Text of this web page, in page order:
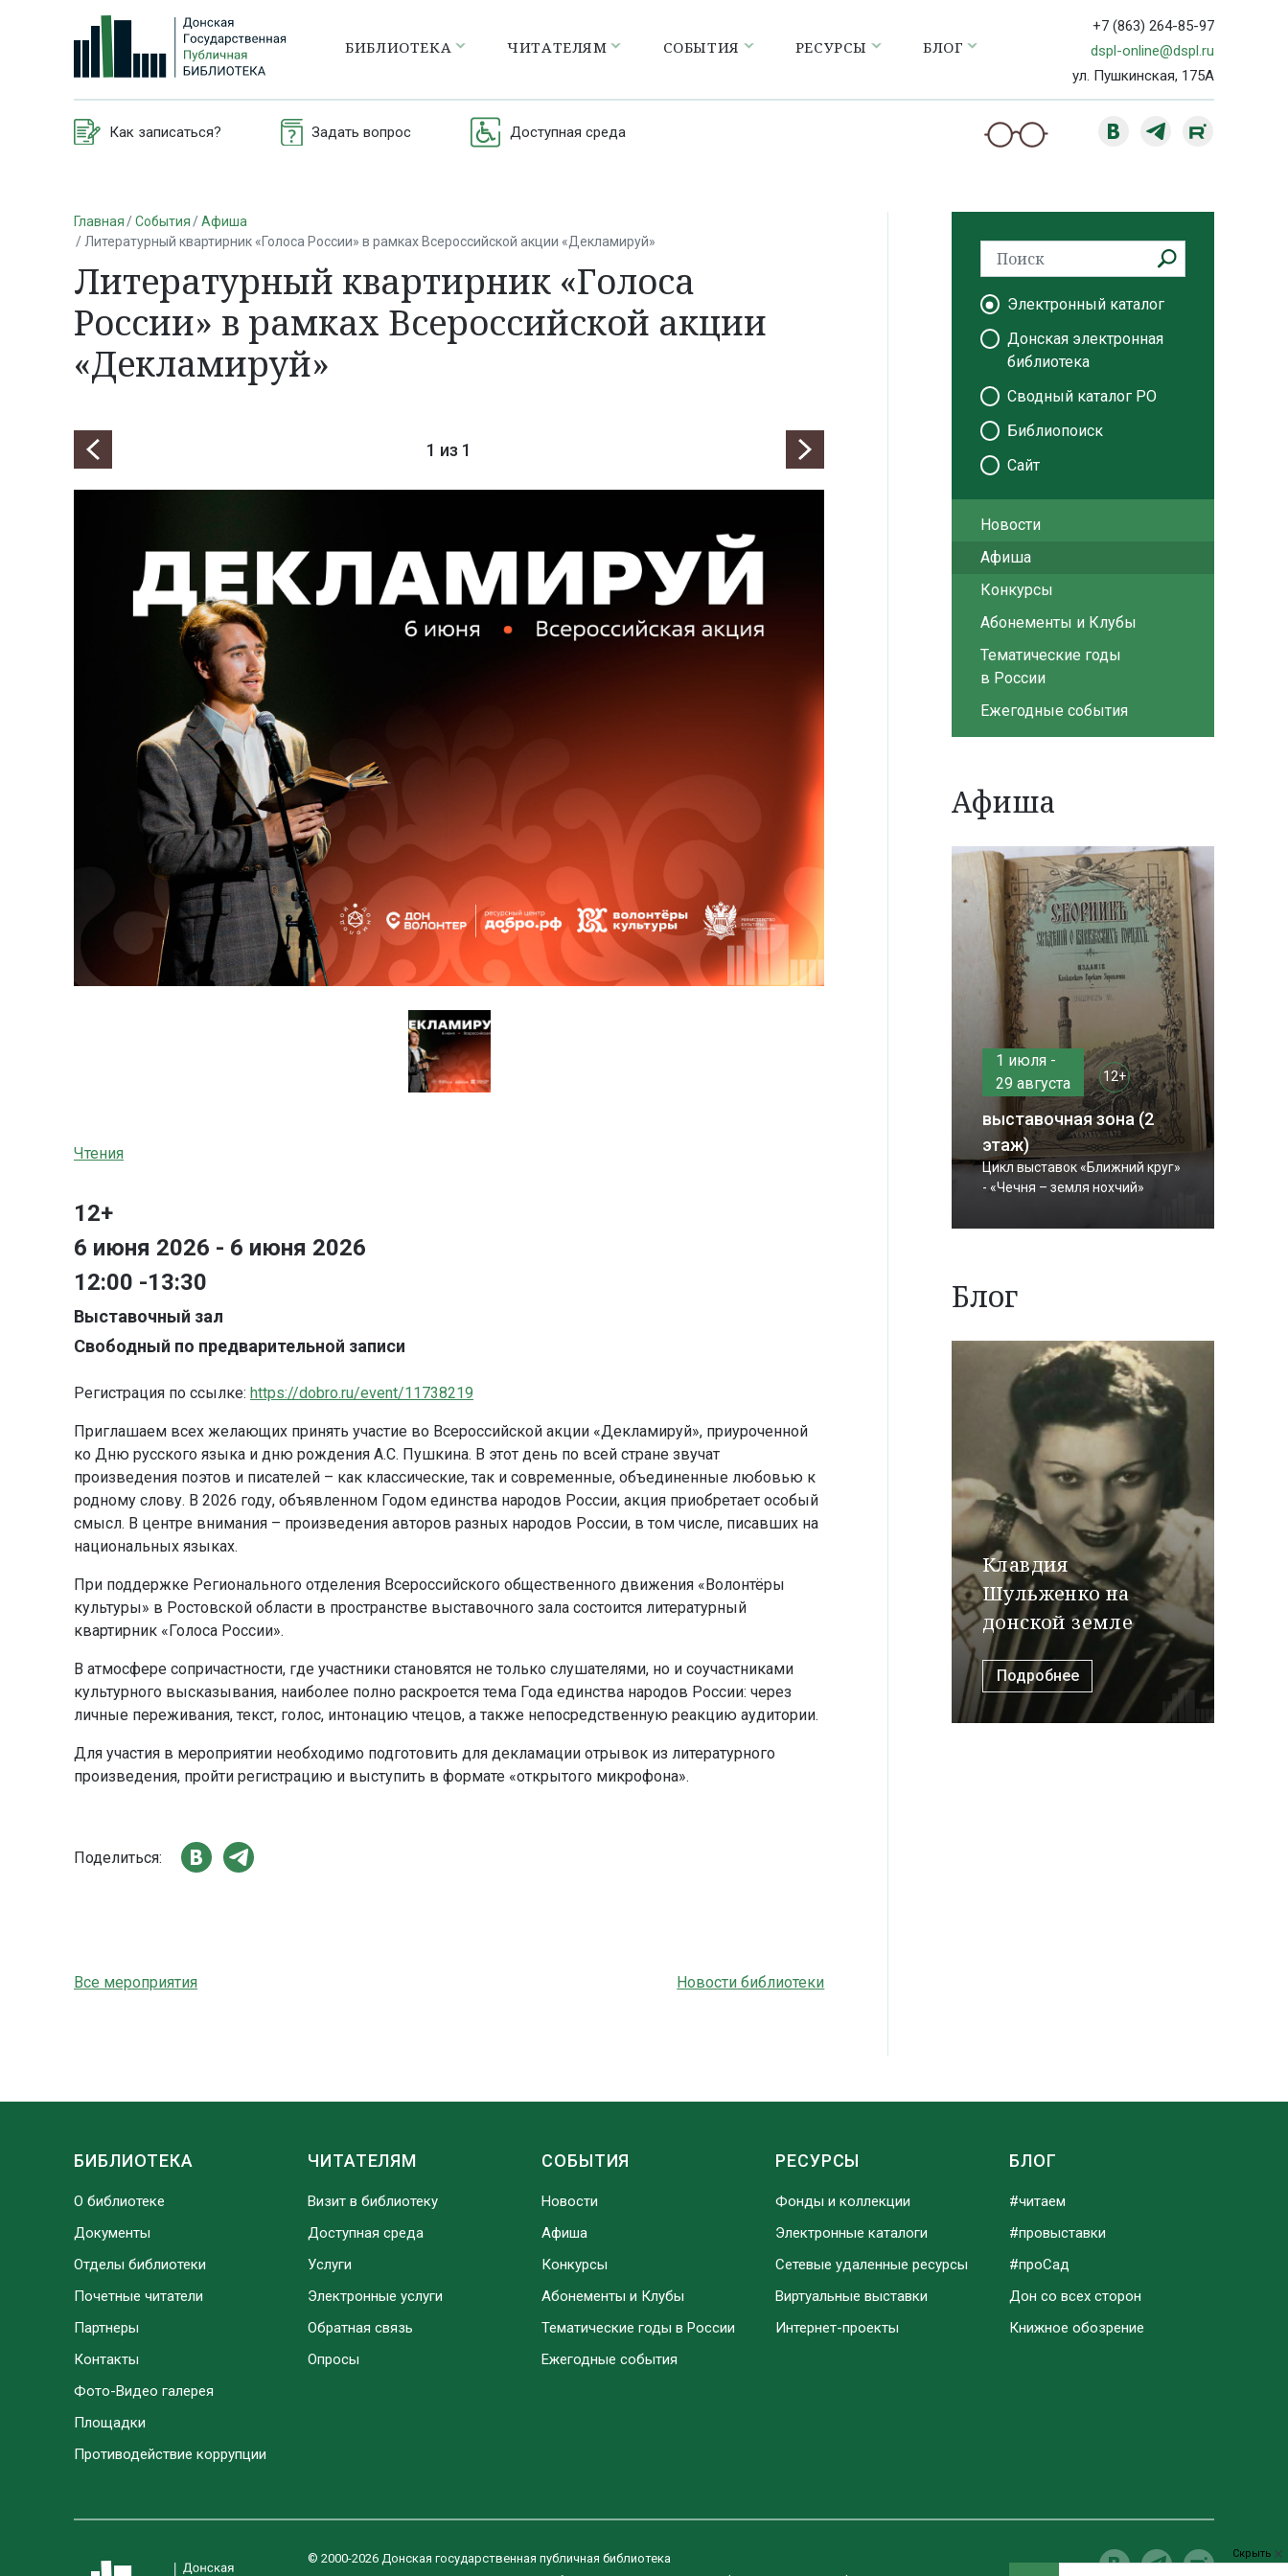
БИБЛИОТЕКА ЧИТАТЕЛЯМ СОБЫТИЯ РЕСУРСЫ БЛОГ
+7 (863) 264-85-97
dspl-online@dspl.ru
ул. Пушкинская, 175А
Как записаться? Задать вопрос Доступная среда
Главная События
Афиша
Литературный квартирник «Голоса России» в рамках Всероссийской акции «Декламируй»
Литературный квартирник «Голоса
России» в рамках Всероссийской акции
«Декламируй»
1 из 1
Чтения
12+
6 июня 2026 - 6 июня 2026
12:00 -13:30
Выставочный зал
Свободный по предварительной записи
Регистрация по ссылке: https://dobro.ru/event/11738219
Приглашаем всех желающих принять участие во Всероссийской акции «Декламируй», приуроченной
ко Дню русского языка и дню рождения А.С. Пушкина. В этот день по всей стране звучат
произведения поэтов и писателей – как классические, так и современные, объединенные любовью к
родному слову. В 2026 году, объявленном Годом единства народов России, акция приобретает особый
смысл. В центре внимания – произведения авторов разных народов России, в том числе, писавших на
национальных языках.
При поддержке Регионального отделения Всероссийского общественного движения «Волонтёры
культуры» в Ростовской области в пространстве выставочного зала состоится литературный
квартирник «Голоса России».
В атмосфере сопричастности, где участники становятся не только слушателями, но и соучастниками
культурного высказывания, наиболее полно раскроется тема Года единства народов России: через
личные переживания, текст, голос, интонацию чтецов, а также непосредственную реакцию аудитории.
Для участия в мероприятии необходимо подготовить для декламации отрывок из литературного
произведения, пройти регистрацию и выступить в формате «открытого микрофона».
Поделиться:
Все мероприятия Новости библиотеки
Электронный каталог
Донская электронная
библиотека
Сводный каталог РО
Библиопоиск
Сайт
Новости
Афиша
Конкурсы
Абонементы и Клубы
Тематические годы
в России
Ежегодные события
Афиша
1 июля -
29 августа
12+
выставочная зона (2
этаж)
Цикл выставок «Ближний круг»
- «Чечня – земля нохчий»
Блог
Клавдия
Шульженко на
донской земле
Подробнее
Скрыть
БИБЛИОТЕКА
О библиотеке
Документы
Отделы библиотеки
Почетные читатели
Партнеры
Контакты
Фото-Видео галерея
Площадки
Противодействие коррупции
ЧИТАТЕЛЯМ
Визит в библиотеку
Доступная среда
Услуги
Электронные услуги
Обратная связь
Опросы
СОБЫТИЯ
Новости
Афиша
Конкурсы
Абонементы и Клубы
Тематические годы в России
Ежегодные события
РЕСУРСЫ
Фонды и коллекции
Электронные каталоги
Сетевые удаленные ресурсы
Виртуальные выставки
Интернет-проекты
БЛОГ
#читаем
#провыставки
#проСад
Дон со всех сторон
Книжное обозрение
© 2000-2026 Донская государственная публичная библиотека